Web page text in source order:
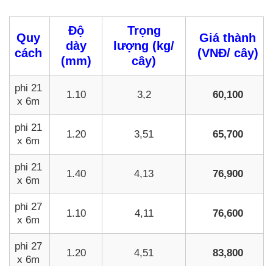
Quy
cách
Độ
dày
(mm)
Trọng
lượng (kg/
cây)
Giá thành
(VNĐ/ cây)
phi 21
x 6m
1.10 3,2 60,100
phi 21
x 6m
1.20 3,51 65,700
phi 21
x 6m
1.40 4,13 76,900
phi 27
x 6m
1.10 4,11 76,600
phi 27
x 6m
1.20 4,51 83,800